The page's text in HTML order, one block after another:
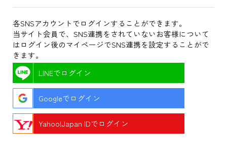
各SNSアカウントでログインすることができます。
当サイト会員で、SNS連携をされていないお客様について
はログイン後のマイページでSNS連携を設定することがで
きます。
LINEでログイン
Googleでログイン
Yahoo!Japan IDでログイン